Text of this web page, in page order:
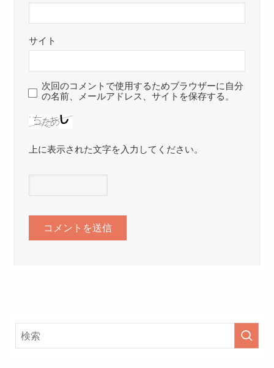
サイト
次回のコメントで使用するためブラウザーに自分
の名前、メールアドレス、サイトを保存する。
上に表示された文字を入力してください。